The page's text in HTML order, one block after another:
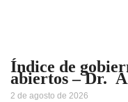
Índice de
abiertos – Dr.
2 de agosto de 2026